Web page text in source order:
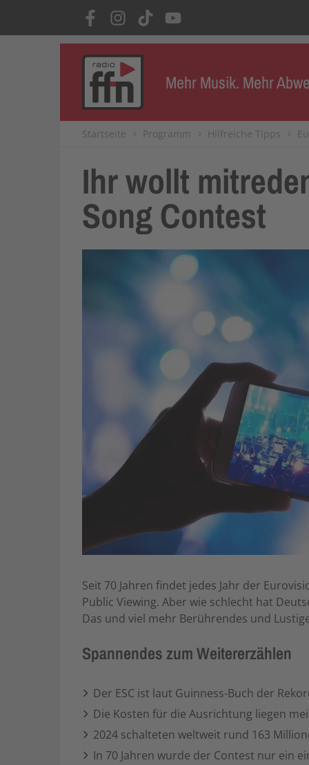
Mehr Musik. Mehr
Startseite Programm Hilfreiche Tipps
Ihr wollt
Song Contest
Seit 70 Jahren findet jedes Jahr der
Public Viewing. Aber wie schlecht hat
Das und viel mehr Berührendes und
Spannendes zum Weitererzählen
Der ESC ist laut Guinness-Buch der
Die Kosten für die Ausrichtung liegen
2024 schalteten weltweit rund 163
In 70 Jahren wurde der Contest nur ein